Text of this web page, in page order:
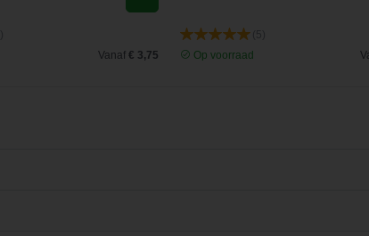
Vanaf € 3,75
Op voorraad